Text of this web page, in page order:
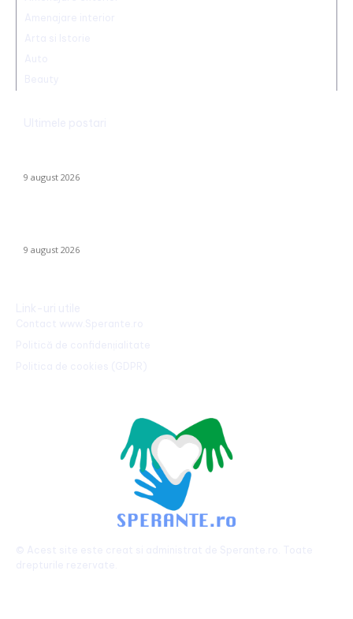
9 august 2026
9 august 2026